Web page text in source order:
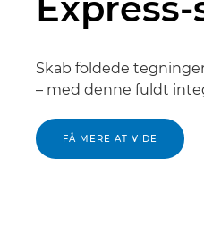
Skab foldede
– med denne fuldt
FÅ MERE AT VIDE